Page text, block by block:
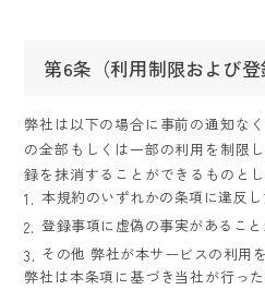
第6条（利用制限および登
弊社は以下の場合に事前の通知な
の全部もしくは一部の利用を制限し
録を抹消することができるものとし
本規約のいずれかの条項に違反
登録事項に虚偽の事実があるこ
その他 弊社が本サービスの利用
弊社は本条項に基づき当社が行っ